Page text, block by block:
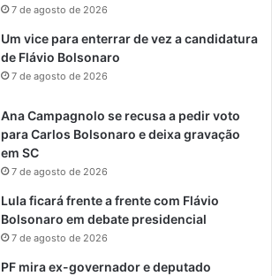
7 de agosto de 2026
Um vice para enterrar de vez a candidatura
de Flávio Bolsonaro
7 de agosto de 2026
Ana Campagnolo se recusa a pedir voto
para Carlos Bolsonaro e deixa gravação
em SC
7 de agosto de 2026
Lula ficará frente a frente com Flávio
Bolsonaro em debate presidencial
7 de agosto de 2026
PF mira ex-governador e deputado